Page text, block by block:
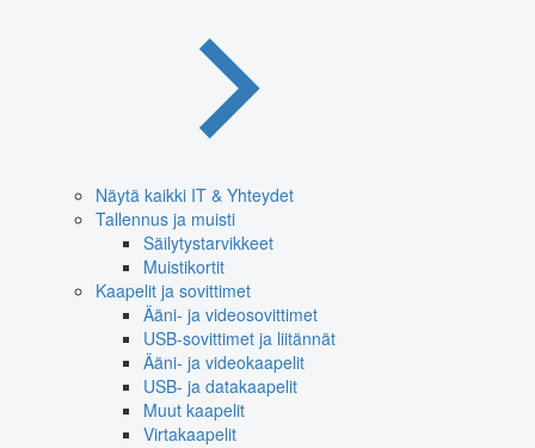
Näytä kaikki IT & Yhteydet
Tallennus ja muisti
Säilytystarvikkeet
Muistikortit
Kaapelit ja sovittimet
Ääni- ja videosovittimet
USB-sovittimet ja liitännät
Ääni- ja videokaapelit
USB- ja datakaapelit
Muut kaapelit
Virtakaapelit